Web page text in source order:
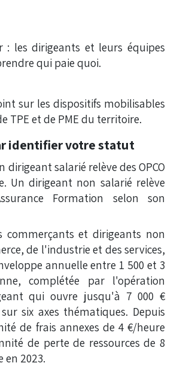
: les dirigeants et leurs équipes
qui paie quoi.
sur les dispositifs mobilisables
TPE et de PME du territoire.
identifier votre statut
dirigeant salarié relève des OPCO
Un dirigeant non salarié relève
Formation selon son
commerçants et dirigeants non
de l'industrie et des services,
annuelle entre 1 500 et 3
complétée par l'opération
qui ouvre jusqu'à 7 000 €
six axes thématiques. Depuis
de frais annexes de 4 €/heure
de perte de ressources de 8
2023.